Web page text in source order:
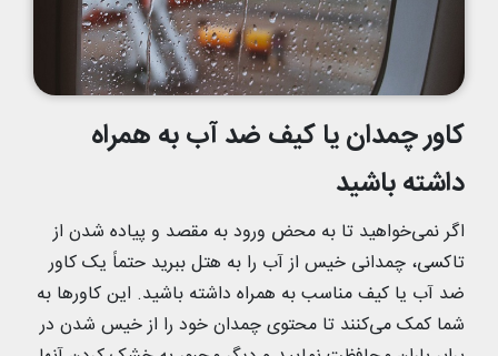
کاور چمدان یا کیف ضد آب به همراه
داشته باشید
اگر نمی‌خواهید تا به محض ورود به مقصد و پیاده شدن از
تاکسی، چمدانی خیس از آب را به هتل ببرید حتماً یک کاور
ضد آب یا کیف مناسب به همراه داشته باشید. این کاورها به
شما کمک می‌کنند تا محتوی چمدان خود را از خیس شدن در